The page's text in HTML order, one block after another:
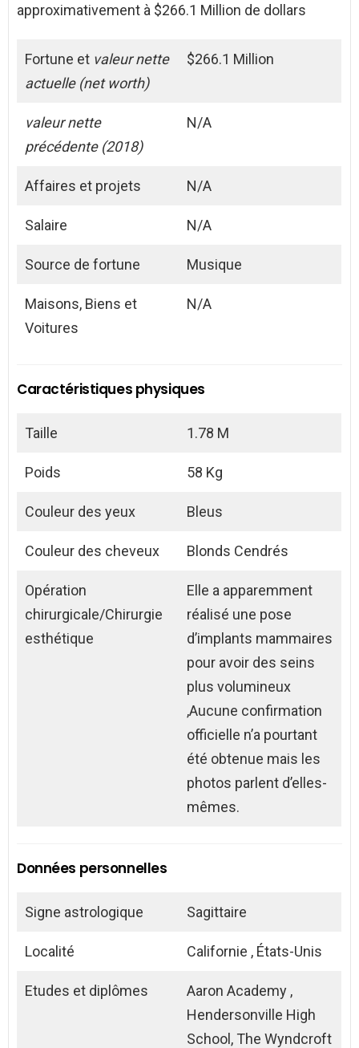
approximativement à $266.1 Million de dollars
Fortune et valeur nette
actuelle (net worth)
$266.1 Million
valeur nette
précédente (2018)
N/A
Affaires et projets N/A
Salaire N/A
Source de fortune Musique
Maisons, Biens et
Voitures
N/A
Caractéristiques physiques
Taille 1.78 M
Poids 58 Kg
Couleur des yeux Bleus
Couleur des cheveux Blonds Cendrés
Opération
chirurgicale/Chirurgie
esthétique
Elle a apparemment
réalisé une pose
d’implants mammaires
pour avoir des seins
plus volumineux
,Aucune confirmation
officielle n’a pourtant
été obtenue mais les
photos parlent d’elles-
mêmes.
Données personnelles
Signe astrologique Sagittaire
Localité Californie , États-Unis
Etudes et diplômes
Aaron Academy ,
Hendersonville High
School, The Wyndcroft